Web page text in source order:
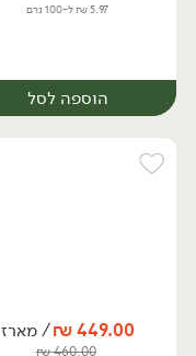
5.97 ₪ ל-100 גרם
הוספה לסל
449.00
₪/ מארז
460.00
₪